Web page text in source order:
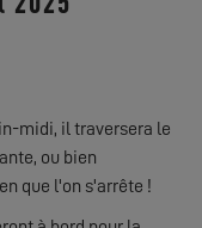
midi, il traversera le
ou bien
que l'on s'arrête !